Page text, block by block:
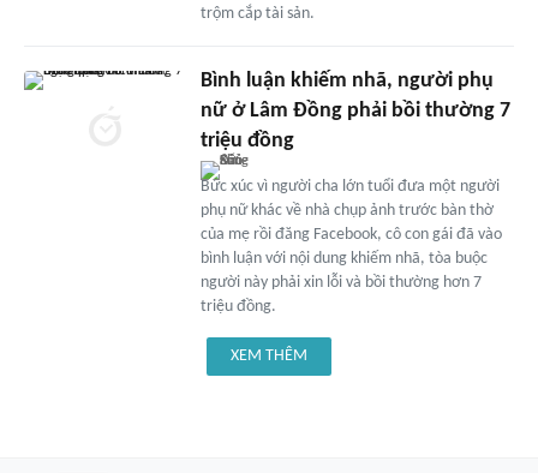
trộm cắp tài sản.
Bình luận khiếm nhã, người phụ
nữ ở Lâm Đồng phải bồi thường 7
triệu đồng
Bức xúc vì người cha lớn tuổi đưa một người
phụ nữ khác về nhà chụp ảnh trước bàn thờ
của mẹ rồi đăng Facebook, cô con gái đã vào
bình luận với nội dung khiếm nhã, tòa buộc
người này phải xin lỗi và bồi thường hơn 7
triệu đồng.
XEM THÊM